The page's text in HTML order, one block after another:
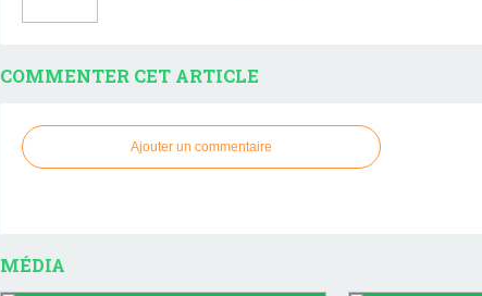
COMMENTER CET ARTICLE
Ajouter un commentaire
MÉDIA